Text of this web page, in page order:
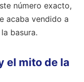
número exacto,
acaba vendido a
basura.
el mito de la